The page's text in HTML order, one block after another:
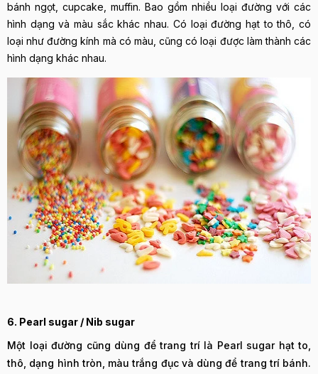
bánh ngọt, cupcake, muffin. Bao gồm nhiều loại đường với các
hình dạng và màu sắc khác nhau. Có loại đường hạt to thô, có
loại như đường kính mà có màu, cũng có loại được làm thành các
hình dạng khác nhau.
6. Pearl sugar / Nib sugar
Một loại đường cũng dùng để trang trí là Pearl sugar hạt to,
thô, dạng hình tròn, màu trắng đục và dùng để trang trí bánh.